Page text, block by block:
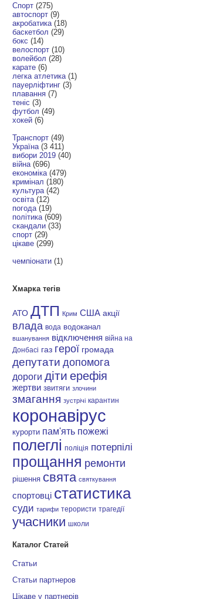
Спорт (275)
автоспорт (9)
акробатика (18)
баскетбол (29)
бокс (14)
велоспорт (10)
волейбол (28)
карате (6)
легка атлетика (1)
пауерліфтинг (3)
плавання (7)
теніс (3)
футбол (49)
хокей (6)
Транспорт (49)
Україна (3 411)
вибори 2019 (40)
війна (696)
економіка (479)
кримінал (180)
культура (42)
освіта (12)
погода (19)
політика (609)
скандали (33)
спорт (29)
цікаве (299)
чемпіонати (1)
Хмарка тегів
АТО ДТП Крим США акції
влада вода водоканал
вшанування відключення війна на
Донбасі газ герої громада
депутати допомога
дороги діти ерефія
жертви звитяги злочини
змагання зустрічі карантин
коронавірус
курорти пам'ять пожежі
полеглі поліція потерпілі
прощання ремонти
рішення свята святкування
спортовці статистика
суди тарифи терористи трагедії
учасники школи
Каталог Статей
Статьи
Статьи партнеров
Цікаве у партнерів